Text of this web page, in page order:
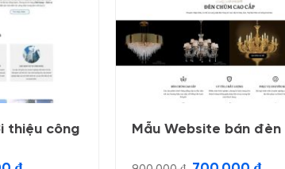
thiệu công
Giá
Mẫu Website bán đèn
Giá
Giá